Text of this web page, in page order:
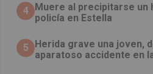
4 Muere al precipitarse un
policía en Estella
5
Herida grave una joven,
aparatoso accidente en